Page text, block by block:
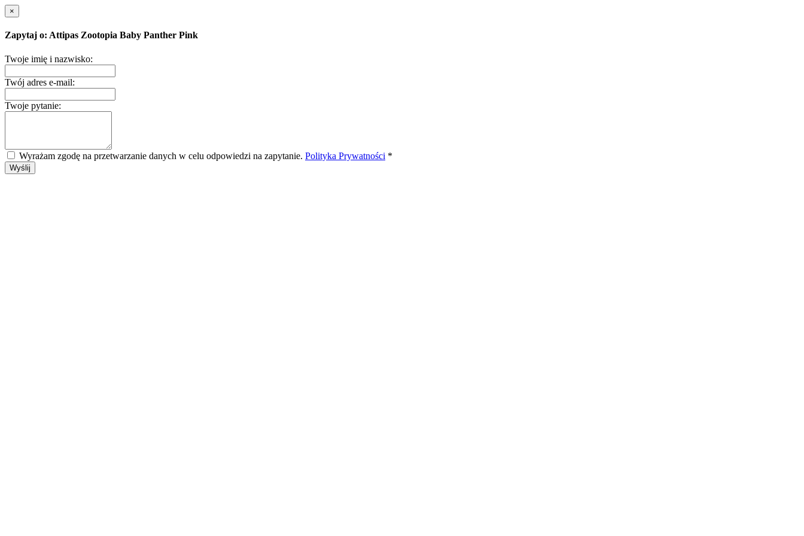
×
Zapytaj o: Attipas Zootopia Baby Panther Pink
Twoje imię i nazwisko:
Twój adres e-mail:
Twoje pytanie:
Wyrażam zgodę na przetwarzanie danych w celu odpowiedzi na zapytanie. Polityka Prywatności *
Wyślij